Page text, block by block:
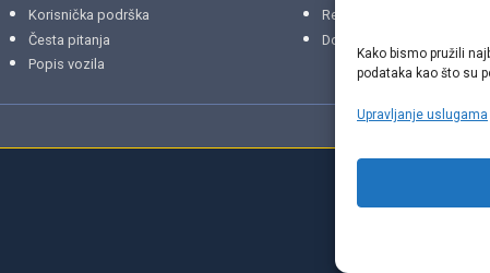
Kako bismo pružili
podataka kao što su
Upravljanje uslugama
Korisnička podrška
Česta pitanja
Popis vozila
Reklamacije
Dostava i isporuke